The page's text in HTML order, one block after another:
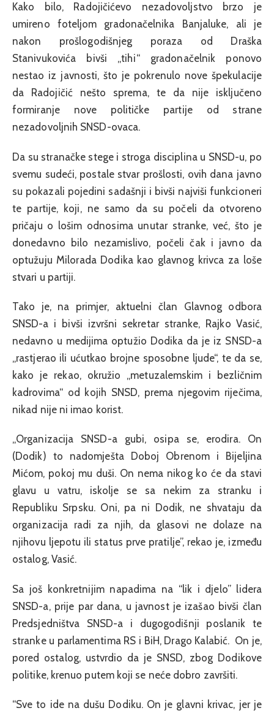
Kako bilo, Radojičićevo nezadovoljstvo brzo je
umireno foteljom gradonačelnika Banjaluke, ali je
nakon prošlogodišnjeg poraza od Draška
Stanivukovića bivši „tihi“ gradonačelnik ponovo
nestao iz javnosti, što je pokrenulo nove špekulacije
da Radojičić nešto sprema, te da nije isključeno
formiranje nove političke partije od strane
nezadovoljnih SNSD-ovaca.
Da su stranačke stege i stroga disciplina u SNSD-u, po
svemu sudeći, postale stvar prošlosti, ovih dana javno
su pokazali pojedini sadašnji i bivši najviši funkcioneri
te partije, koji, ne samo da su počeli da otvoreno
pričaju o lošim odnosima unutar stranke, već, što je
donedavno bilo nezamislivo, počeli čak i javno da
optužuju Milorada Dodika kao glavnog krivca za loše
stvari u partiji.
Tako je, na primjer, aktuelni član Glavnog odbora
SNSD-a i bivši izvršni sekretar stranke, Rajko Vasić,
nedavno u medijima optužio Dodika da je iz SNSD-a
„rastjerao ili ućutkao brojne sposobne ljude“, te da se,
kako je rekao, okružio „metuzalemskim i bezličnim
kadrovima“ od kojih SNSD, prema njegovim riječima,
nikad nije ni imao korist.
„Organizacija SNSD-a gubi, osipa se, erodira. On
(Dodik) to nadomješta Doboj Obrenom i Bijeljina
Mićom, pokoj mu duši. On nema nikog ko će da stavi
glavu u vatru, iskolje se sa nekim za stranku i
Republiku Srpsku. Oni, pa ni Dodik, ne shvataju da
organizacija radi za njih, da glasovi ne dolaze na
njihovu ljepotu ili status prve pratilje”, rekao je, između
ostalog, Vasić.
Sa još konkretnijim napadima na “lik i djelo” lidera
SNSD-a, prije par dana, u javnost je izašao bivši član
Predsjedništva SNSD-a i dugogodišnji poslanik te
stranke u parlamentima RS i BiH, Drago Kalabić. On je,
pored ostalog, ustvrdio da je SNSD, zbog Dodikove
politike, krenuo putem koji se neće dobro završiti.
“Sve to ide na dušu Dodiku. On je glavni krivac, jer je